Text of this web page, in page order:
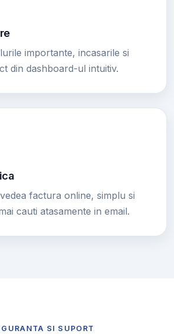
importante, incasarile si
din dashboard-ul intuitiv.
factura online, simplu si
cauti atasamente in email.
SI SUPORT